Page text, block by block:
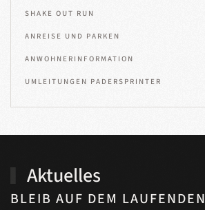
SHAKE OUT RUN
ANREISE UND PARKEN
ANWOHNERINFORMATION
UMLEITUNGEN PADERSPRINTER
Aktuelles
BLEIB AUF DEM LAUFENDEN